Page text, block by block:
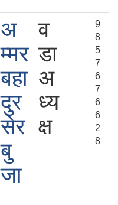
अ
म्मर
बहा
दुर
सेर
बु
जा
व
डा
अ
ध्य
क्ष
9
8
5
7
6
7
6
6
2
8